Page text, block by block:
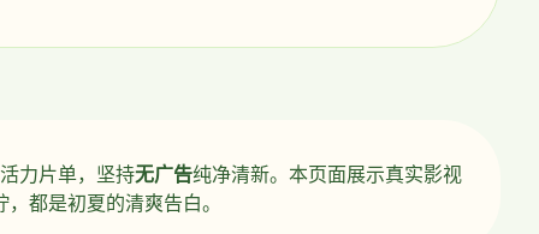
活力片单，坚持无广告纯净清新。本页面展示真实影视
都是初夏的清爽告白。